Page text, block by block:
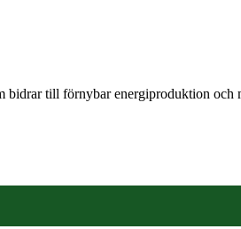
bidrar till förnybar energiproduktion och